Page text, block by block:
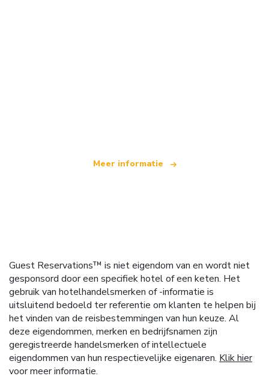
Meer informatie
Guest Reservations™ is niet eigendom van en wordt niet
gesponsord door een specifiek hotel of een keten. Het
gebruik van hotelhandelsmerken of -informatie is
uitsluitend bedoeld ter referentie om klanten te helpen bij
het vinden van de reisbestemmingen van hun keuze. Al
deze eigendommen, merken en bedrijfsnamen zijn
geregistreerde handelsmerken of intellectuele
eigendommen van hun respectievelijke eigenaren. Klik hier
voor meer informatie.